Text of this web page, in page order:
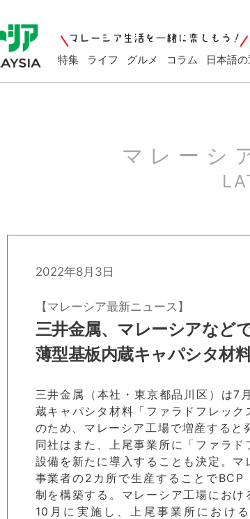
特集 ライフ グルメ コラム 日本語
マレーシ
2022年8月3日
【マレーシア最新ニュース】
三井金属、マレーシアなど
薄型基板内蔵キャパシタ材
三井金属（本社・東京都品川区）は7
蔵キャパシタ材料「ファラドフレック
のため、マレーシア工場で増産すると
同社はまた、上尾事業所に「ファラド
設備を新たに導入することも決定。マ
事業者の2カ所で生産することでBCP
制を構築する。マレーシア工場におけ
10月に実施し、上尾事業所におけ